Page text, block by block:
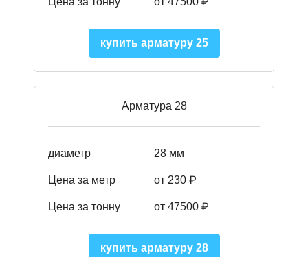
купить арматуру 25
Арматура 28
диаметр 28 мм
Цена за метр от 230 ₽
Цена за тонну от 47500 ₽
купить арматуру 28